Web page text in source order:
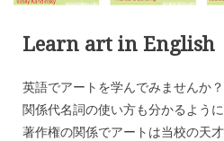
Learn art in English
英語でアートを学んでみませんか？
関係代名詞の使い方も分かるように
著作権の関係でアートは当校の天